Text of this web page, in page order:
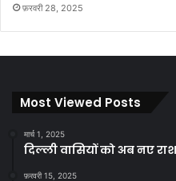
फ़रवरी 28, 2025
Most Viewed Posts
मार्च 1, 2025
दिल्ली वासियों को अब नए
फ़रवरी 15, 2025